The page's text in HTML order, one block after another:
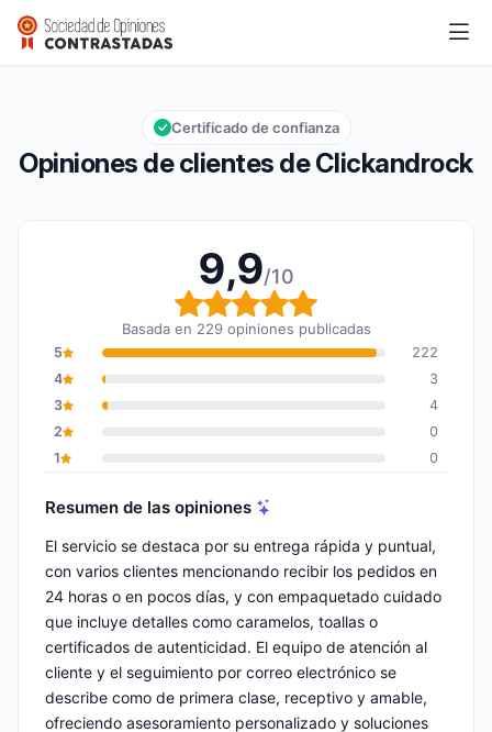
Clickandrock
Calificación global: 9,9 de 10
9,9/10
Opiniones de clientes de Clickandrock
Certificado de confianza
9,9/10
Calificación global: 9,9
Basada en 229 opiniones publicadas
5
222
4
3
3
4
2
0
1
0
Resumen de las opiniones
El servicio se destaca por su entrega rápida y puntual,
con varios clientes mencionando recibir los pedidos en
24 horas o en pocos días, y con empaquetado cuidado
que incluye detalles como caramelos, toallas o
certificados de autenticidad. El equipo de atención al
cliente y el seguimiento por correo electrónico se
describe como de primera clase, receptivo y amable,
ofreciendo asesoramiento personalizado y soluciones